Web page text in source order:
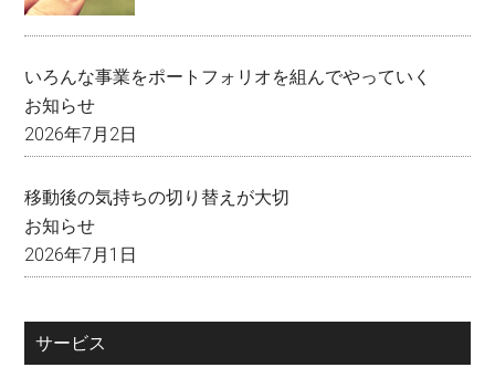
いろんな事業をポートフォリオを組んでやっていく
お知らせ
2026年7月2日
移動後の気持ちの切り替えが大切
お知らせ
2026年7月1日
サービス